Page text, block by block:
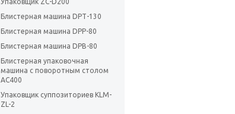
Упаковщик ZC-D200
Блистерная машина DPТ-130
Блистерная машина DPР-80
Блистерная машина DPB-80
Блистерная упаковочная
машина с поворотным столом
AC400
Упаковщик суппозиториев KLM-
ZL-2